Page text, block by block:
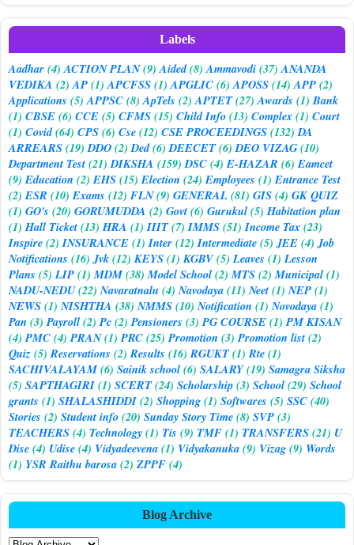
Labels
Aadhar(4) ACTION PLAN(9) Aided(8) Ammavodi(37) ANANDA
VEDIKA (2) AP(1) APCFSS(1) APGLIC(6) APOSS(14) APP(2)
Applications (5) APPSC(8) ApTels (2) APTET(27) Awards (1) Bank
(1) CBSE(6) CCE(5) CFMS(15) Child Info(13) Complex(1) Court
(1) Covid(64) CPS(6) Cse(12) CSE PROCEEDINGS(132) DA
ARREARS(19) DDO(2) Ded(6) DEECET(6) DEO VIZAG(10)
Department Test(21) DIKSHA (159) DSC(4) E-HAZAR (6) Eamcet
(9) Education (2) EHS(15) Election (24) Employees (1) Entrance Test
(2) ESR (10) Exams (12) FLN(9) GENERAL(81) GIS(4) GK QUIZ
(1) GO's (20) GORUMUDDA (2) Govt(6) Gurukul(5) Habitation plan
(1) Hall Ticket(13) HRA (1) IIIT(7) IMMS(51) Income Tax(23)
Inspire(2) INSURANCE(1) Inter(12) Intermediate(5) JEE(4) Job
Notifications (16) Jvk(12) KEYS(1) KGBV(5) Leaves (1) Lesson
Plans (5) LIP(1) MDM(38) Model School(2) MTS(2) Municipal(1)
NADU-NEDU(22) Navaratnalu (4) Navodaya(11) Neet(1) NEP(1)
NEWS(1) NISHTHA (38) NMMS(10) Notification (1) Novodaya(1)
Pan (3) Payroll(2) Pc(2) Pensioners (3) PG COURSE(1) PM KISAN
(4) PMC(4) PRAN(1) PRC(25) Promotion (3) Promotion list(2)
Quiz(5) Reservations (2) Results (16) RGUKT(1) Rte(1)
SACHIVALAYAM(6) Sainik school(6) SALARY(19) Samagra Siksha
(5) SAPTHAGIRI(1) SCERT(24) Scholarship(3) School(29) School
grants (1) SHALASHIDDI(2) Shopping(1) Softwares (5) SSC(40)
Stories (2) Student info(20) Sunday Story Time(8) SVP(3)
TEACHERS(4) Technology(1) Tis (9) TMF(1) TRANSFERS(21) U
Dise(4) Udise(4) Vidyadeevena(1) Vidyakanuka(9) Vizag(9) Words
(1) YSR Raithu barosa(2) ZPPF(4)
Blog Archive